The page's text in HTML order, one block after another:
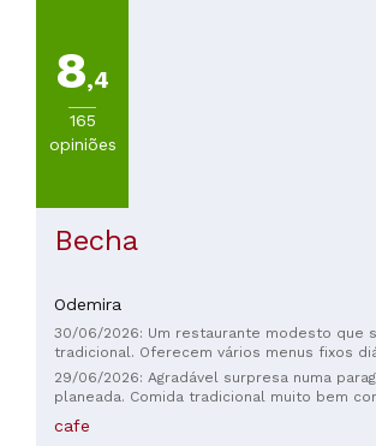
8,4
165
opiniões
Becha
Odemira
30/06/2026: Um restaurante modesto que
tradicional. Oferecem vários menus fixos
e peixe, sobremesa e bebida. O serviço e a
anfitrião são excelentes, com atenção
para o almoço. Não chegue muito tarde,
29/06/2026: Agradável surpresa numa
planeada. Comida tradicional muito bem
atendimento rápido e pratos económicos
Recomendo.
cafe